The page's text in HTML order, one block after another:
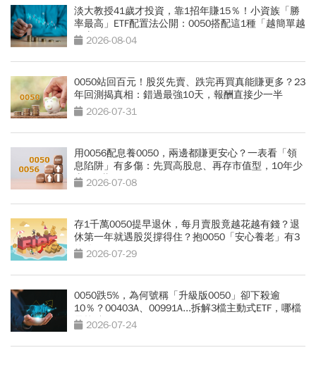
淡大教授41歲才投資，靠1招年賺15％！小資族「勝
率最高」ETF配置法公開：0050搭配這1種「越簡單越
好賺」
2026-08-04
0050站回百元！股災先賣、跌完再買真能賺更多？23
年回測揭真相：錯過最強10天，報酬直接少一半
2026-07-31
用0056配息養0050，兩邊都賺更安心？一表看「領
息陷阱」有多傷：先買高股息、再存市值型，10年少
賺330萬
2026-07-08
存1千萬0050提早退休，每月賣股竟越花越有錢？退
休第一年就遇股災撐得住？抱0050「安心養老」有3
條件2026-07-29
0050跌5%，為何號稱「升級版0050」卻下殺逾
10％？00403A、00991A...拆解3檔主動式ETF，哪檔
最抗跌？
2026-07-24